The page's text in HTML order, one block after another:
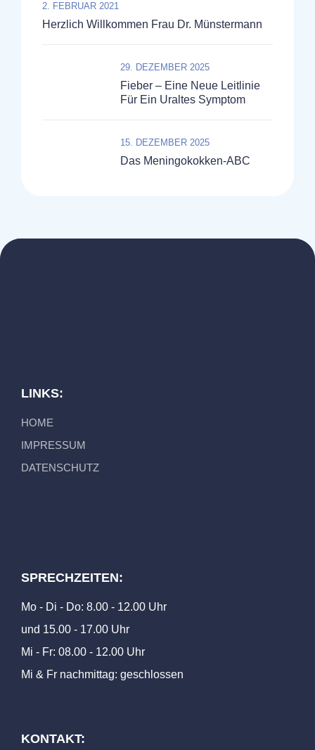
Herzlich Willkommen Frau Dr. Münstermann
2. FEBRUAR 2021
Fieber – Eine Neue Leitlinie
Für Ein Uraltes Symptom
29. DEZEMBER 2025
Das Meningokokken-ABC
15. DEZEMBER 2025
LINKS:
HOME
IMPRESSUM
DATENSCHUTZ
SPRECHZEITEN:
Mo - Di - Do: 8.00 - 12.00 Uhr
und 15.00 - 17.00 Uhr
Mi - Fr: 08.00 - 12.00 Uhr
Mi & Fr nachmittag: geschlossen
KONTAKT: